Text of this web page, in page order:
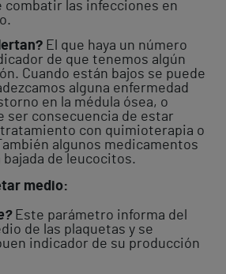
combatir las infecciones en
El que haya un número
de que tenemos algún
Cuando están bajos se puede
alguna enfermedad
en la médula ósea, o
ser consecuencia de estar
con quimioterapia o
algunos medicamentos
de leucocitos.
medio:
Este parámetro informa del
de las plaquetas y se
indicador de su producción